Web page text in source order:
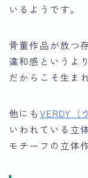
いるようです。
骨董作品が放つ
違和感というよ
だからこそ生ま
他にも VERDY（
いわれている立
モチーフの立体